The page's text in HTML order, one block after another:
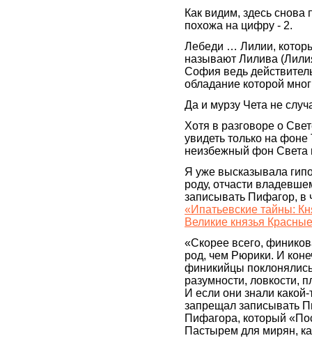
Как видим, здесь
похожа на цифру - 2.
Лебеди … Лилии,
называют Лилива
София ведь
обладание которой
Да и мурзу Чета не
Хотя в разговоре о
увидеть только на
неизбежный фон Света
Я уже высказывала
роду, отчасти
записывать Пифагор, в
«Ипатьевские тайны:
Великие князья
«Скорее всего,
род, чем Рюрики. И
финикийцы
разумности, ловкости,
И если они знали
запрещал записывать
Пифагора, который
Пастырем для мирян,